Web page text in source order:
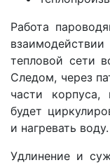
Работа
тепловой сети
Следом, через
части корпуса,
будет
и нагревать воду.
Удлинение и